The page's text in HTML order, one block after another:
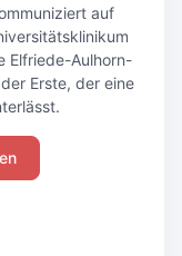
auf
Elfriede-Aulhorn-
Erste, der eine